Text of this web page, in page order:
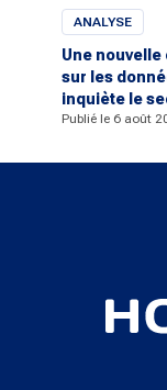
ANALYSE
Une
sur les
inquiète le
Publié le 6 août